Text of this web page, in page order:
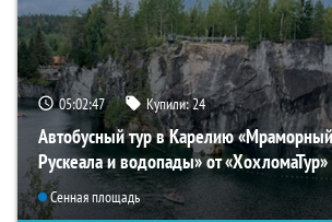
05:02:46 Купили:24
Автобусный тур в Карелию
Рускеала и водопады» от «ХохломаТур»
Сенная площадь